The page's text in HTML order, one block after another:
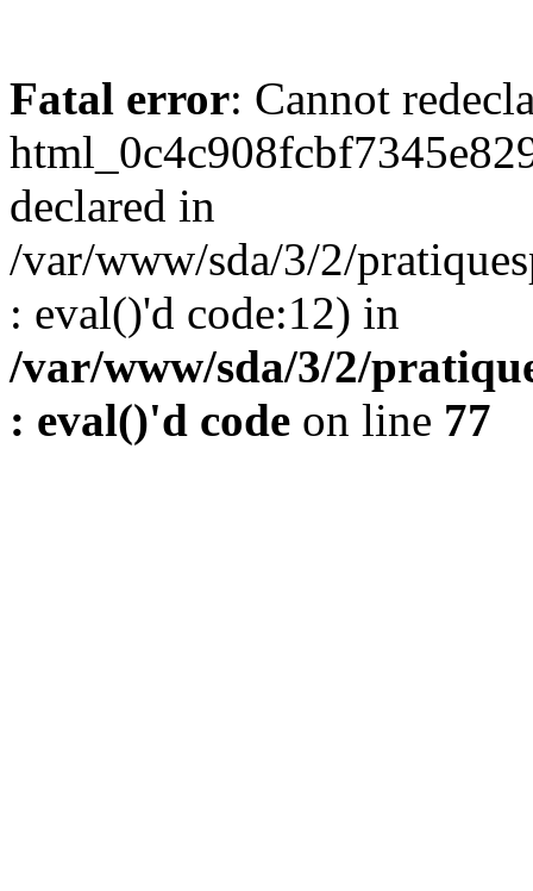
Fatal error: Cannot
declared in
/var/www/sda/3/2/
: eval()'d code:12) in
/var/www/sda/3/2/
: eval()'d code on line 77